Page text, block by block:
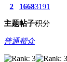
2
主题
1668
帖子
3191
积分
普通帮众